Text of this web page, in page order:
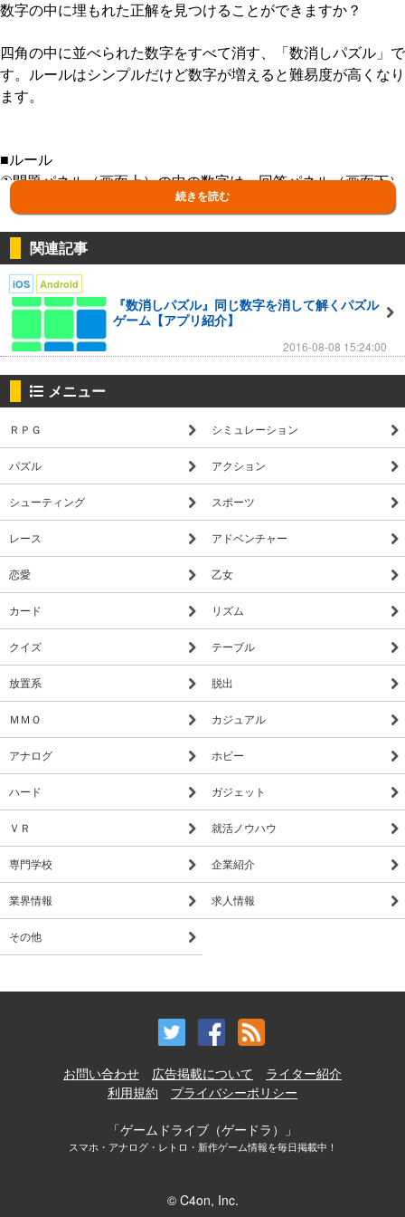
数字の中に埋もれた正解を見つけることができますか？
四角の中に並べられた数字をすべて消す、「数消しパズル」で
す。ルールはシンプルだけど数字が増えると難易度が高くなり
ます。
■ルール
①問題パネル（画面上）の中の数字は、回答パネル（画面下）
の数字を置くことで減っていきます。
スは不可）
③問題パネルの数字をすべて消したらクリア
■特徴
・全100レベル、すべて無料で遊べます
・難易度は段々高くなっていきます
・回答パネルを置ける場所を赤く表示するサポート機能
・たし算、引き算の練習に！
・難しくて立ち止まったときはヒントを活用
・クリア数を競うランキングがあります
・制限時間がないので、ゆっくり取り組むことができます
続きを読む
関連記事
iOS Android
『数消しパズル』同じ数字を消して解くパズル
ゲーム【アプリ紹介】
2016-08-08 15:24:00
メニュー
ＲＰＧ シミュレーション
パズル アクション
シューティング スポーツ
レース アドベンチャー
恋愛 乙女
カード リズム
クイズ テーブル
放置系 脱出
ＭＭＯ カジュアル
アナログ ホビー
ハード ガジェット
ＶＲ 就活ノウハウ
専門学校 企業紹介
業界情報 求人情報
その他
お問い合わせ 広告掲載について
ライター紹介
利用規約
プライバシーポリシー
「ゲームドライブ（ゲードラ）」
スマホ・アナログ・レトロ・新作ゲーム情報を毎日掲載中！
© C4on, Inc.